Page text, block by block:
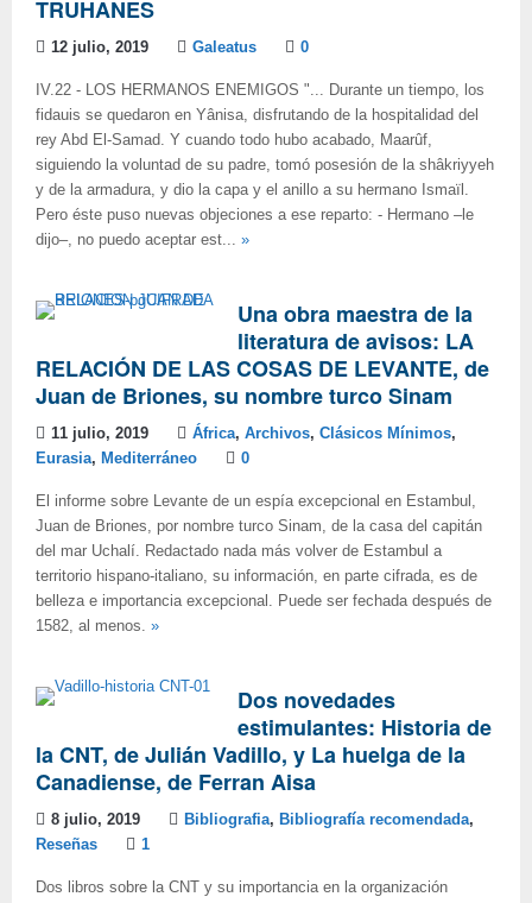
TRUHANES
12 julio, 2019 Galeatus 0
IV.22 - LOS HERMANOS ENEMIGOS "... Durante un tiempo, los
fidauis se quedaron en Yânisa, disfrutando de la hospitalidad del
rey Abd El-Samad. Y cuando todo hubo acabado, Maarûf,
siguiendo la voluntad de su padre, tomó posesión de la shâkriyyeh
y de la armadura, y dio la capa y el anillo a su hermano Ismaïl.
Pero éste puso nuevas objeciones a ese reparto: - Hermano –le
dijo–, no puedo aceptar est... »
Una obra maestra de la
literatura de avisos: LA
RELACIÓN DE LAS COSAS DE LEVANTE, de
Juan de Briones, su nombre turco Sinam
11 julio, 2019 África, Archivos, Clásicos Mínimos,
Eurasia, Mediterráneo 0
El informe sobre Levante de un espía excepcional en Estambul,
Juan de Briones, por nombre turco Sinam, de la casa del capitán
del mar Uchalí. Redactado nada más volver de Estambul a
territorio hispano-italiano, su información, en parte cifrada, es de
belleza e importancia excepcional. Puede ser fechada después de
1582, al menos. »
Dos novedades
estimulantes: Historia de
la CNT, de Julián Vadillo, y La huelga de la
Canadiense, de Ferran Aisa
8 julio, 2019 Bibliografia, Bibliografía recomendada,
Reseñas
1
Dos libros sobre la CNT y su importancia en la organización